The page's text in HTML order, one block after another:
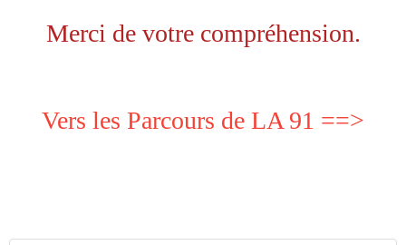
Merci de votre compréhension.
Vers les Parcours de LA 91 ==>